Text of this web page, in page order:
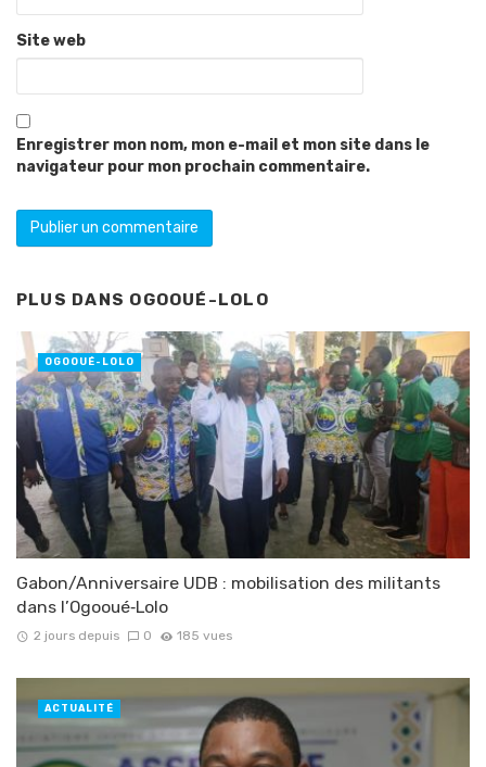
Site web
Enregistrer mon nom, mon e-mail et mon site dans le
navigateur pour mon prochain commentaire.
PLUS DANS OGOOUÉ-LOLO
Gabon/Anniversaire UDB : mobilisation des militants
dans l’Ogooué‑Lolo
2 jours depuis 0 185 vues
OGOOUÉ-LOLO
ACTUALITÉ